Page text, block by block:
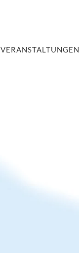
VERANSTALTUNGEN